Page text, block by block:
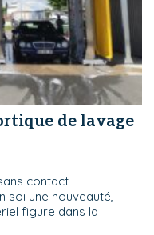
de lavage
contact
soi une nouveauté,
figure dans la